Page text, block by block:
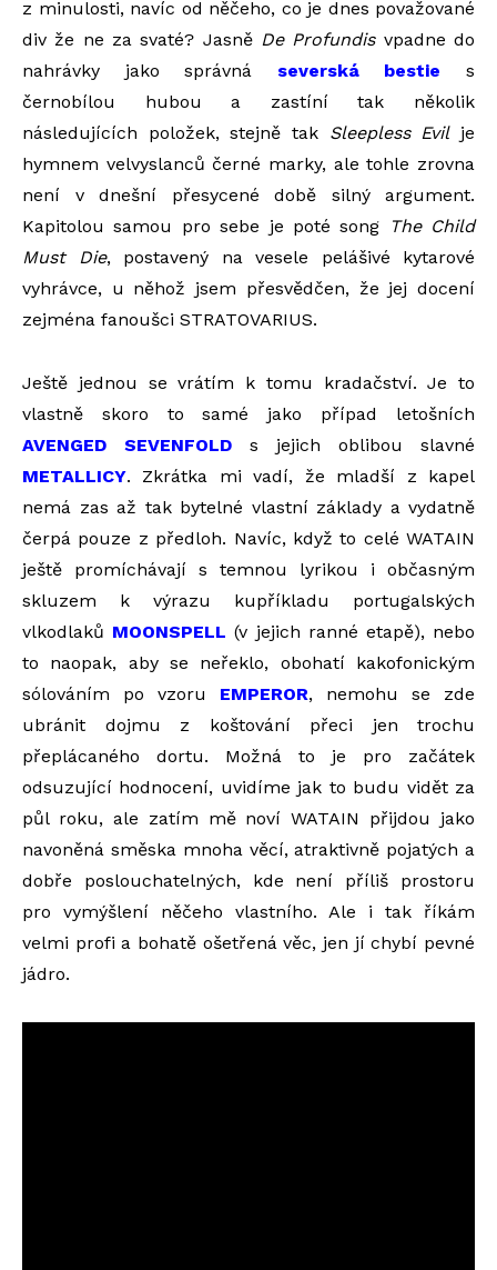
z minulosti, navíc od něčeho, co je dnes považované
div že ne za svaté? Jasně De Profundisvpadne do
nahrávky jako správná severská bestie s
černobílou hubou a zastíní tak několik
následujících položek, stejně tak Sleepless Evilje
hymnem velvyslanců černé marky, ale tohle zrovna
není v dnešní přesycené době silný argument.
Kapitolou samou pro sebe je poté song
The Child
Must Die, postavený na vesele pelášivé kytarové
vyhrávce, u něhož jsem přesvědčen, že jej docení
zejména fanoušci STRATOVARIUS.
Ještě jednou se vrátím k tomu kradačství. Je to
vlastně skoro to samé jako případ letošních
AVENGED SEVENFOLD s jejich oblibou slavné
METALLICY. Zkrátka mi vadí, že mladší z kapel
nemá zas až tak bytelné vlastní základy a vydatně
čerpá pouze z předloh. Navíc, když to celé WATAIN
ještě promíchávají s temnou lyrikou i občasným
skluzem k výrazu kupříkladu portugalských
vlkodlaků MOONSPELL (v jejich ranné etapě), nebo
to naopak, aby se neřeklo, obohatí kakofonickým
sólováním po vzoru EMPEROR, nemohu se zde
ubránit dojmu z koštování přeci jen trochu
přeplácaného dortu. Možná to je pro začátek
odsuzující hodnocení, uvidíme jak to budu vidět za
půl roku, ale zatím mě noví WATAIN přijdou jako
navoněná směska mnoha věcí, atraktivně pojatých a
dobře poslouchatelných, kde není příliš prostoru
pro vymýšlení něčeho vlastního. Ale i tak říkám
velmi profi a bohatě ošetřená věc, jen jí chybí pevné
jádro.